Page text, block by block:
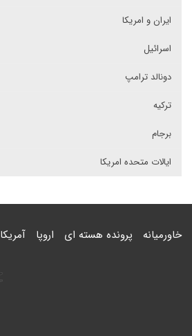
ایران و امریکا
اسرائیل
دونالد ترامپ
ترکیه
برجام
ایالات متحده امریکا
خاورمیانه پرونده هسته ای اروپا آمریکا